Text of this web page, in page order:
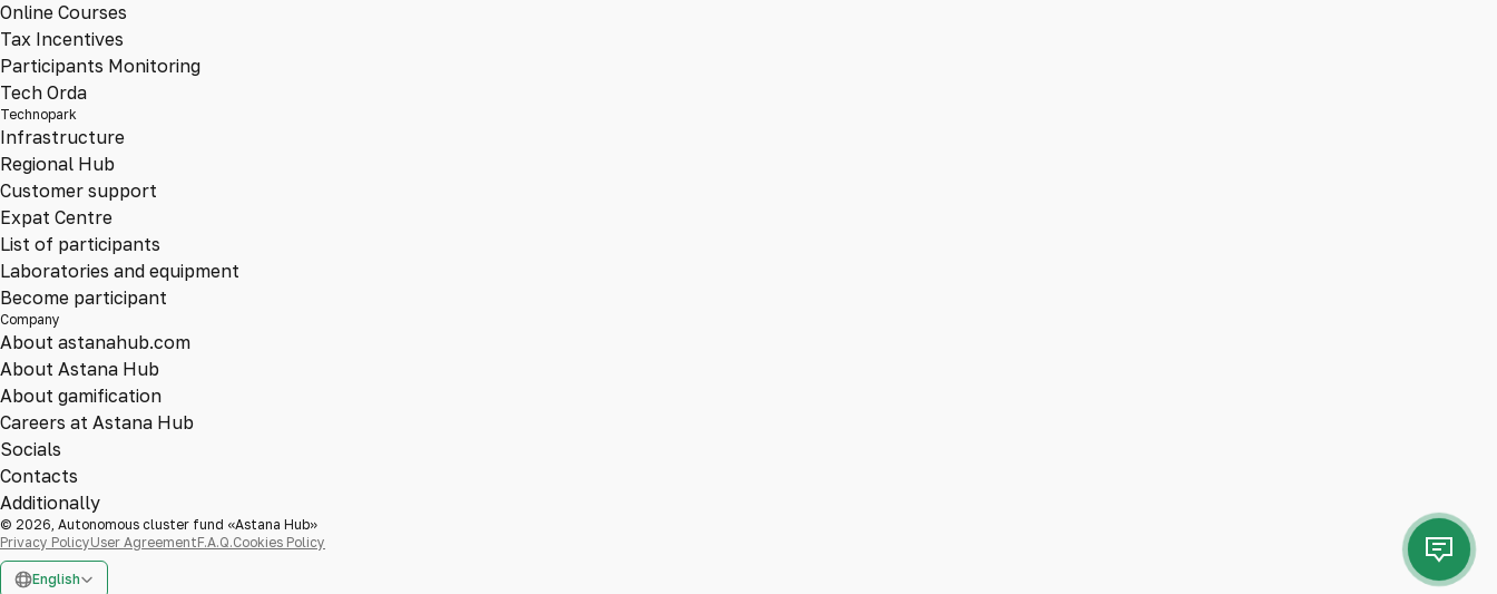
Online Courses
Tax Incentives
Participants Monitoring
Tech Orda
Technopark
Infrastructure
Regional Hub
Customer support
Expat Centre
List of participants
Laboratories and equipment
Become participant
Company
About astanahub.com
About Astana Hub
About gamification
Careers at Astana Hub
Socials
Contacts
Additionally
© 2026, Autonomous cluster fund «Astana Hub»
Privacy PolicyUser AgreementF.A.Q.Cookies Policy
English